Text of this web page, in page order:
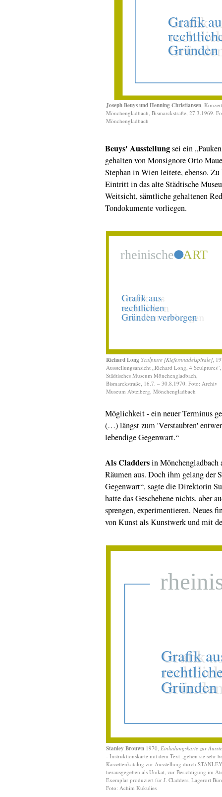
Joseph Beuys und Henning Christiansen ,
Mönchengladbach, Bismarckstraße, 27.3.1969.
Mönchengladbach
Beuys' Ausstellungsei ein
gehalten von Monsignore Otto
Stephan in Wien leitete, ebenso.
Eintritt in das alte Städtische
Weitsicht, sämtliche gehaltenen
Tondokumente vorliegen.
Richard Long Sculpture [Kiefernnadelspirale] ,
Ausstellungsansicht „Richard Long, 4 Sculptures“,
Städtisches Museum Mönchengladbach,
Bismarckstraße, 16.7. – 30.8.1970. Foto: Archiv
Museum Abteiberg, Mönchengladbach
Möglichkeit - ein neuer Terminus
(…) längst zum 'Verstaubten'
lebendige Gegenwart.“
Als Claddersin Mönchengladbach
Räumen aus. Doch ihm gelang der
Gegenwart“, sagte die Direktorin
hatte das Geschehene nichts, aber
sprengen, experimentieren, Neues
von Kunst als Kunstwerk und mit
Stanley Brouwn 1970, Einladungskarte zur
- Instruktionskarte mit dem Text „gehen sie sehr
Kassettenkatalog zur Ausstellung durch
herausgegeben als Unikat, zur Besichtigung im
Exemplar produziert für J. Cladders, Lagerort
Foto: Achim Kukulies